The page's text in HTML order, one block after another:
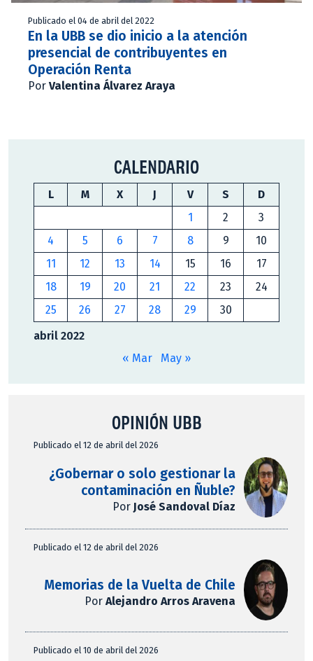
Publicado el 04 de abril del 2022
En la UBB se dio inicio a la atención
presencial de contribuyentes en
Operación Renta
Por Valentina Álvarez Araya
CALENDARIO
abril 2022
L M X J V S
D
1
2
3
4
5 6 7 8 9
10
11
12 13 14 15 16
17
18
19 20 21 22 23
24
25
26 27 28 29 30
« Mar May »
OPINIÓN UBB
Publicado el 12 de abril del 2026
¿Gobernar o solo gestionar la
contaminación en Ñuble?
Por José Sandoval Díaz
Publicado el 12 de abril del 2026
Memorias de la Vuelta de Chile
PorAlejandro Arros Aravena
Publicado el 10 de abril del 2026